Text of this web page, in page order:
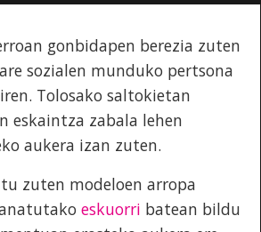
gonbidapen berezia zuten
sozialen munduko pertsona
Tolosako saltokietan
eskaintza zabala lehen
aukera izan zuten.
zuten modeloen arropa
eskuorri batean bildu